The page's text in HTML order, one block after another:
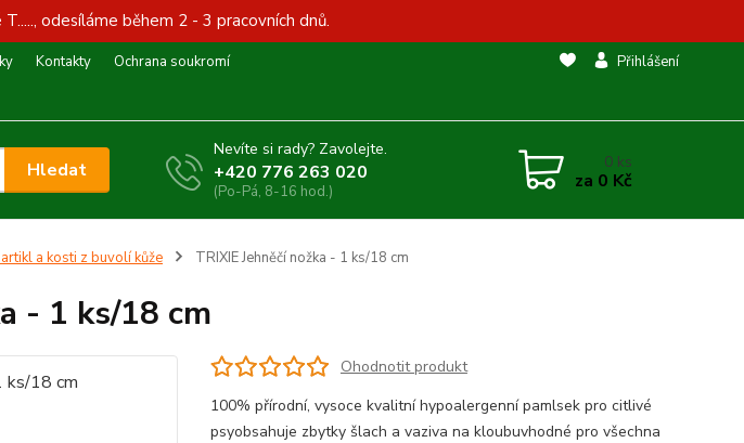
odesíláme během 2 - 3 pracovních dnů.
Kontakty
Ochrana soukromí
Přihlášení
Hledat
Nevíte si rady? Zavolejte.
+420 776 263 020
(Po-Pá, 8-16 hod.)
0 ks
za 0 Kč
a kosti z buvolí kůže TRIXIE Jehněčí nožka - 1 ks/18 cm
- 1 ks/18 cm
Ohodnotit produkt
100% přírodní, vysoce kvalitní hypoalergenní pamlsek pro citlivé
psyobsahuje zbytky šlach a vaziva na kloubuvhodné pro všechna